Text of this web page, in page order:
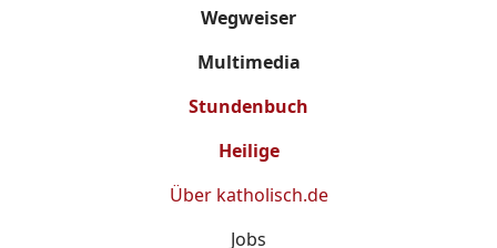
Wegweiser
Multimedia
Stundenbuch
Heilige
Über katholisch.de
Jobs